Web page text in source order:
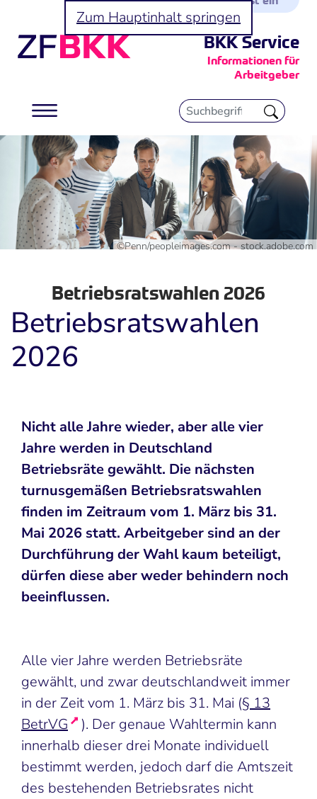
Zum Hauptinhalt springen
BKK Service
Informationen für
Arbeitgeber
©Penn/peopleimages.com - stock.adobe.com
Betriebsratswahlen 2026
Betriebsratswahlen
2026
Nicht alle Jahre wieder, aber alle vier
Jahre werden in Deutschland
Betriebsräte gewählt. Die nächsten
turnusgemäßen Betriebsratswahlen
finden im Zeitraum vom 1. März bis 31.
Mai 2026 statt. Arbeitgeber sind an der
Durchführung der Wahl kaum beteiligt,
dürfen diese aber weder behindern noch
beeinflussen.
Alle vier Jahre werden Betriebsräte
gewählt, und zwar deutschlandweit immer
in der Zeit vom 1. März bis 31. Mai (§ 13
BetrVG
). Der genaue Wahltermin kann
innerhalb dieser drei Monate individuell
bestimmt werden, jedoch darf die Amtszeit
des bestehenden Betriebsrates nicht